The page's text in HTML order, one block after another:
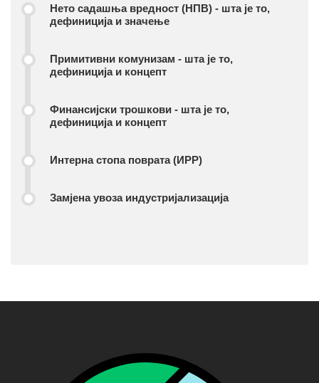
Нето садашња вредност (НПВ) - шта је то,
дефиниција и значење
Примитивни комунизам - шта је то,
дефиниција и концепт
Финансијски трошкови - шта је то,
дефиниција и концепт
Интерна стопа поврата (ИРР)
Замјена увоза индустријализација